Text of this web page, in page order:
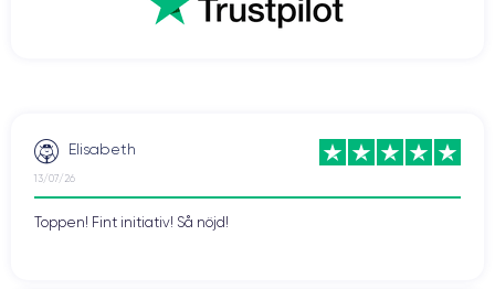
Elisabeth
13/07/26
Toppen! Fint initiativ! Så nöjd!